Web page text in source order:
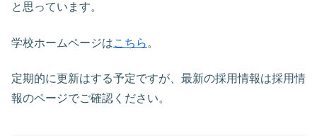
と思っています。
学校ホームページはこちら 。
定期的に更新はする予定ですが、最新の採用情報は採用情
報のページでご確認ください。